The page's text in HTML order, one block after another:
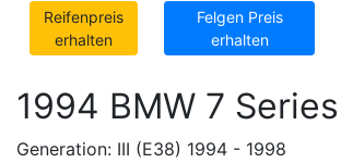
Reifenpreis
erhalten
Felgen Preis
erhalten
1994 BMW 7
Generation: III (E38) 1994 - 1998